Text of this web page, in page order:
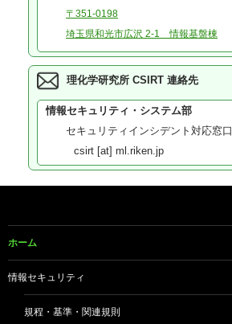
〒351-0198
埼玉県和光市広沢 2-1 情報基盤棟
理化学研究所 CSIRT 連絡先
情報セキュリティ・システム部
セキュリティインシデント対応窓口
csirt [at] ml.riken.jp
ホーム
情報セキュリティ
規程・基準・関連規則